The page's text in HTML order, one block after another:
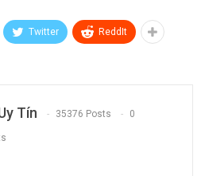
Twitter ReddIt
Tín 35376 Posts 0